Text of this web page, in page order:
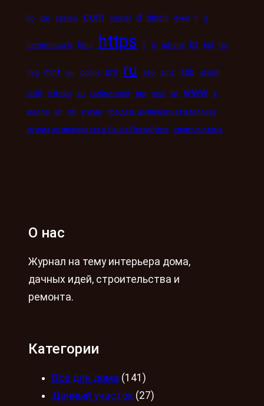
bb car casino com crucial d daichi dveri fi g
harmoniously html https ii iii iphone kz led les
mig mint mir online pro ru seo sms spb steam
stolf studio su technorosst utp was wi www x
xiaomi xn xxi кухни
продать антиквариат в Москве
скупка антиквариата в Санкт-Петербурге сплит-система
О нас
Журнал на тему интерьера дома,
дачных идей, строительства и
ремонта.
Категории
Всё для дома (141)
Дачный участок (27)